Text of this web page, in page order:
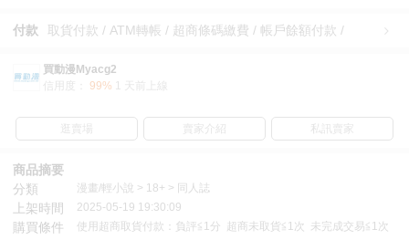
付款 取貨付款 / ATM轉帳 / 超商條碼繳費 / 帳戶餘額付款 /
買動漫Myacg2
信用度：
99% 1 天前上線
逛賣場 賣家介紹 私訊賣家
商品摘要
分類
漫畫/輕小說 > 18+ > 同人誌
上架時間 2025-05-19 19:30:09
購買條件 使用超商取貨付款：負評≦1分 超商未取貨≦1次 未完成交易≦1次